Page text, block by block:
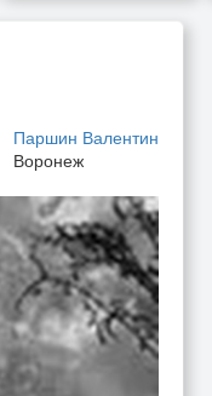
Паршин Валентин
Воронеж